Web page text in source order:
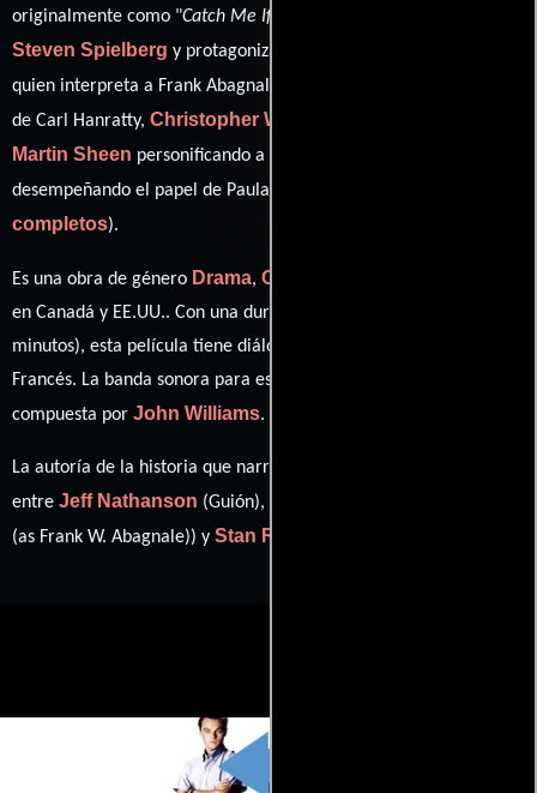
originalmente como "Catch Me If You Can
Steven Spielberg y protagonizada por
quien interpreta a Frank Abagnale Jr.,
de Carl Hanratty, Christopher Walken
Martin Sheen personificando a Roger Strong y
desempeñando el papel de Paula Abagnale (
completos).
Es una obra de género Drama, Crimen
en Canadá y EE.UU.. Con una duración de 02 hr 21 min (141
minutos), esta película tiene diálogos originales en
Francés. La banda sonora para esta producción ha sido
compuesta por John Williams.
La autoría de la historia que narra esta obra está compartida
entre Jeff Nathanson (Guión),
(as Frank W. Abagnale)) y Stan Redding